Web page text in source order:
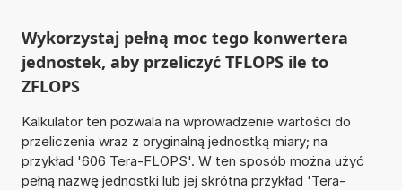
Wykorzystaj pełną moc tego konwertera
jednostek, aby przeliczyć TFLOPS ile to
ZFLOPS
Kalkulator ten pozwala na wprowadzenie wartości do
przeliczenia wraz z oryginalną jednostką miary; na
przykład '606 Tera-FLOPS'. W ten sposób można użyć
pełną nazwę jednostki lub jej skrótna przykład 'Tera-